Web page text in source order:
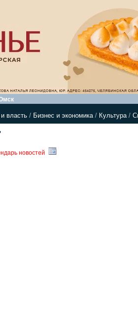
власть / Бизнес и экономика/ Культура/
новостей